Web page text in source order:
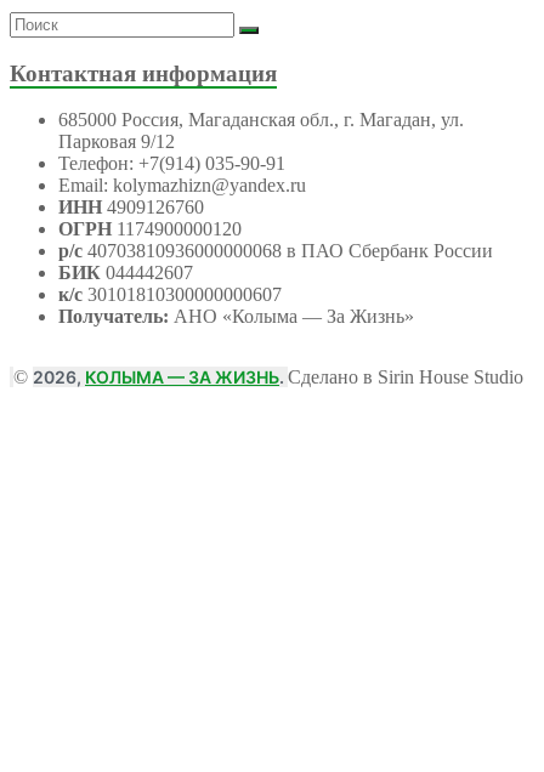
Контактная информация
685000 Россия, Магаданская обл., г. Магадан, ул.
Парковая 9/12
Телефон: +7(914) 035-90-91
Email: kolymazhizn@yandex.ru
ИНН 4909126760
ОГРН 1174900000120
р/с 40703810936000000068 в ПАО Сбербанк России
БИК 044442607
к/с 30101810300000000607
Получатель: АНО «Колыма — За Жизнь»
© 2026, КОЛЫМА — ЗА ЖИЗНЬ. Сделано в Sirin House Studio